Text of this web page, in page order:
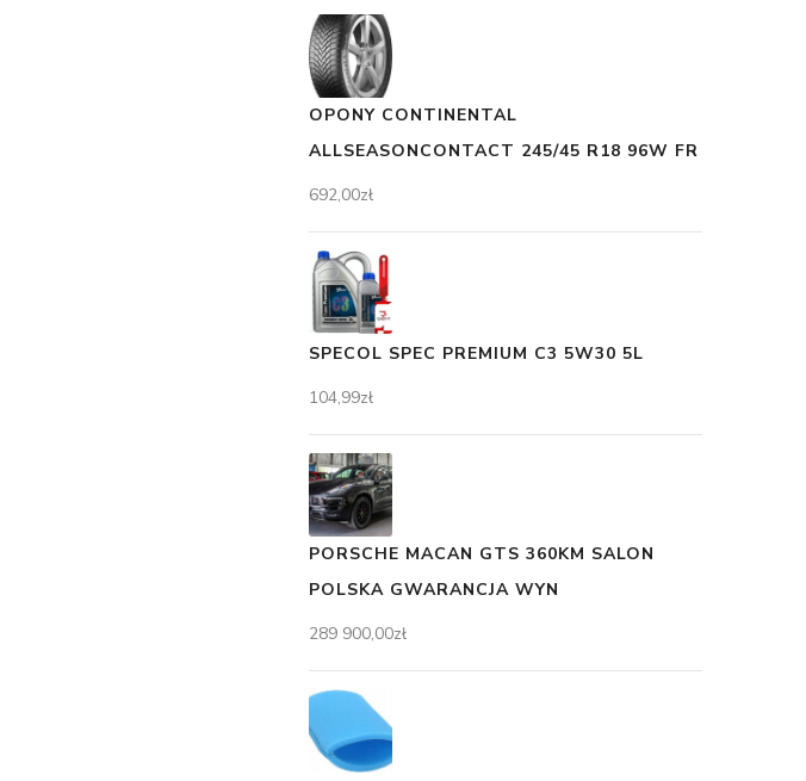
OPONY CONTINENTAL
ALLSEASONCONTACT 245/45 R18 96W FR
692,00zł
SPECOL SPEC PREMIUM C3 5W30 5L
104,99zł
PORSCHE MACAN GTS 360KM SALON
POLSKA GWARANCJA WYN
289 900,00zł